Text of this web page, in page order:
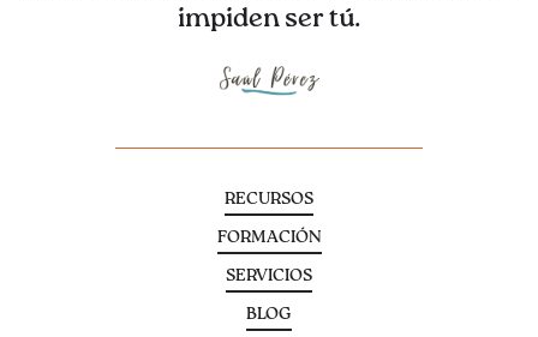
impiden ser tú.
RECURSOS
FORMACIÓN
SERVICIOS
BLOG